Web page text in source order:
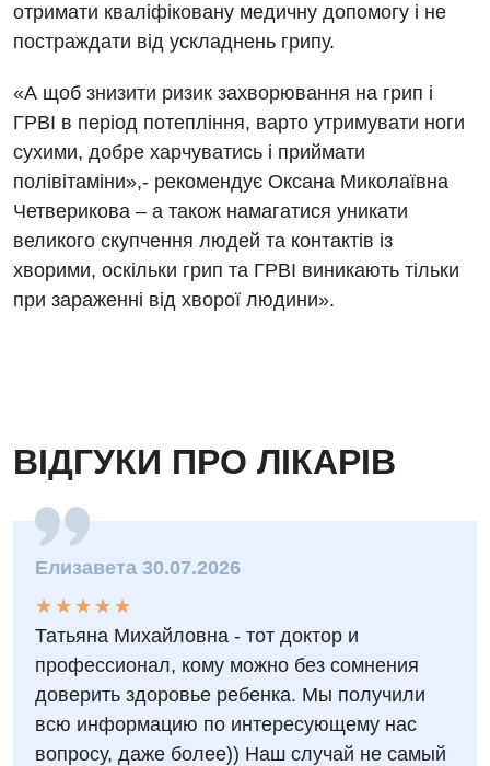
Мамологія
Неврологія
Нейрохірургія
Онкологічне відділлення
Оториноларингологія
Офтальмологічне відділення
Судинна хірургія
Терапевтичне відділення
Терапія
Травматологічне відділення
Травматологія і ортопедія
Урологічне відділення
Урологія
отримати кваліфіковану медичну допомогу і не
постраждати від ускладнень грипу.
«А щоб знизити ризик захворювання на грип і
ГРВІ в період потепління, варто утримувати ноги
сухими, добре харчуватись і приймати
полівітаміни»,- рекомендує Оксана Миколаївна
Четверикова – а також намагатися уникати
великого скупчення людей та контактів із
хворими, оскільки грип та ГРВІ виникають тільки
при зараженні від хворої людини».
ВІДГУКИ ПРО ЛІКАРІВ
Елизавета 30.07.2026
★
★
★
★
★
★ ★ ★ ★ ★
Татьяна Михайловна - тот доктор и
профессионал, кому можно без сомнения
доверить здоровье ребенка. Мы получили
всю информацию по интересующему нас
вопросу, даже более)) Наш случай не самый